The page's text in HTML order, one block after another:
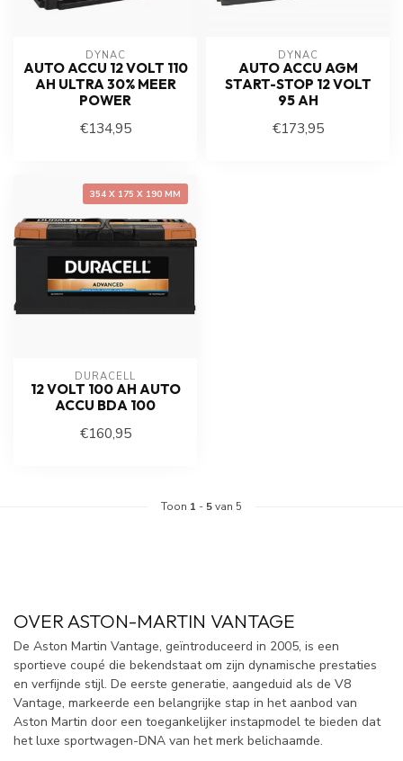
DYNAC
AUTO ACCU 12 VOLT 110
AH ULTRA 30% MEER
POWER
€134,95
DYNAC
AUTO ACCU AGM
START-STOP 12 VOLT
95 AH
€173,95
354 X 175 X 190 MM
DURACELL
12 VOLT 100 AH AUTO
ACCU BDA 100
€160,95
Toon 1 - 5van 5
OVER ASTON-MARTIN VANTAGE
De Aston Martin Vantage, geïntroduceerd in 2005, is een
sportieve coupé die bekendstaat om zijn dynamische prestaties
en verfijnde stijl. De eerste generatie, aangeduid als de V8
Vantage, markeerde een belangrijke stap in het aanbod van
Aston Martin door een toegankelijker instapmodel te bieden dat
het luxe sportwagen-DNA van het merk belichaamde.